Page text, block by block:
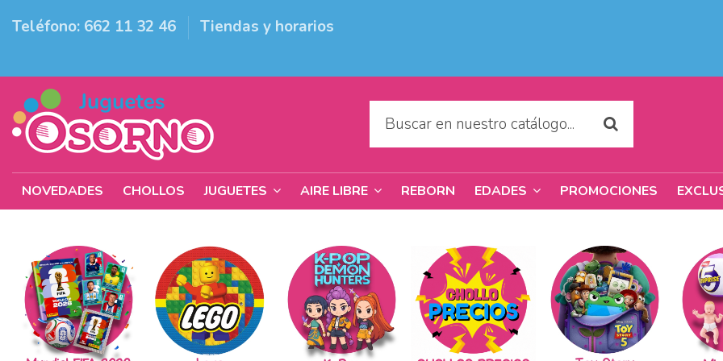
Teléfono: 662 11 32 46 Tiendas y horarios
NOVEDADES CHOLLOS JUGUETES AIRE LIBRE REBORN EDADES PROMOCIONES